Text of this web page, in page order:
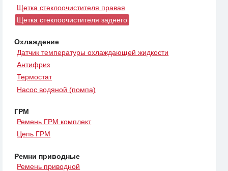
Щетка стеклоочистителя правая
Щетка стеклоочистителя заднего
Охлаждение
Датчик температуры охлаждающей жидкости
Антифриз
Термостат
Насос водяной (помпа)
ГРМ
Ремень ГРМ комплект
Цепь ГРМ
Ремни приводные
Ремень приводной